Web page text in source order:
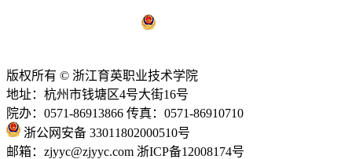
版权所有 © 浙江育英职业技术学院
地址：杭州市钱塘区4号大街16号
院办：0571-86913866 传真：0571-86910710
浙公网安备 33011802000510号
邮箱：zjyyc@zjyyc.com 浙ICP备12008174号